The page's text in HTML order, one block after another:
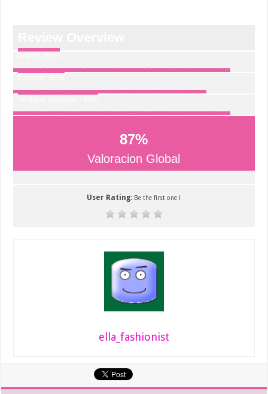
87%
Valoracion Global
User Rating: Be the first one !
ella_fashionist